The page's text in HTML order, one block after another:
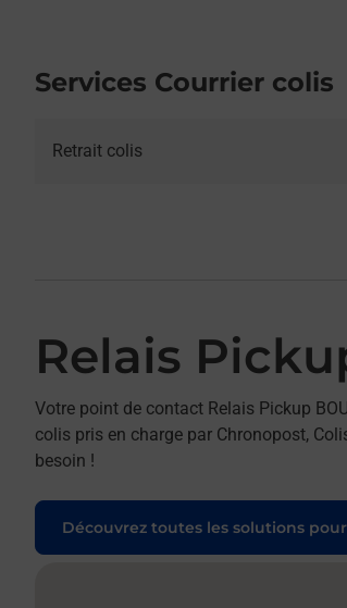
Services Courrier colis
Retrait colis
Relais
Votre point de contact Relais Pickup
colis pris en charge par Chronopost,
besoin !
Découvrez toutes les solutions